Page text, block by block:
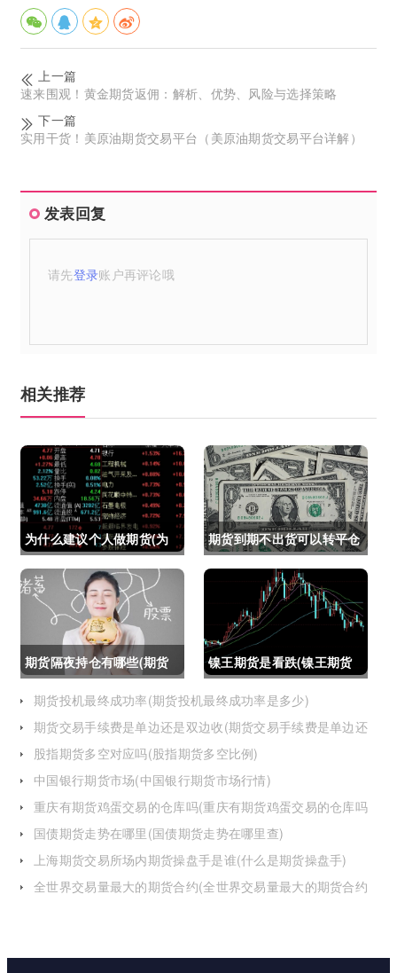
上一篇
速来围观！黄金期货返佣：解析、优势、风险与选择策略
下一篇
实用干货！美原油期货交易平台（美原油期货交易平台详解）
发表回复
请先登录账户再评论哦
相关推荐
为什么建议个人做期货(为
什么建议个人做期货交易)
期货到期不出货可以转平仓
吗吗(期货如果到期不平仓
怎么办)
期货隔夜持仓有哪些(期货
隔夜持仓有哪些风险)
镍王期货是看跌(镍王期货
是看跌还是看涨)
期货投机最终成功率(期货投机最终成功率是多少)
期货交易手续费是单边还是双边收(期货交易手续费是单边还
是双边收费)
股指期货多空对应吗(股指期货多空比例)
中国银行期货市场(中国银行期货市场行情)
重庆有期货鸡蛋交易的仓库吗(重庆有期货鸡蛋交易的仓库吗
在哪里)
国债期货走势在哪里(国债期货走势在哪里查)
上海期货交易所场内期货操盘手是谁(什么是期货操盘手)
全世界交易量最大的期货合约(全世界交易量最大的期货合约